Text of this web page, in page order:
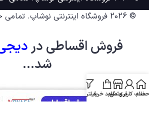
© 2026
فروشگاه اینترنتی نوشاپ.
فروش اقساطی در
شد...
خانه
حساب کاربری من
فروشگاهسبد خریدفیلترها